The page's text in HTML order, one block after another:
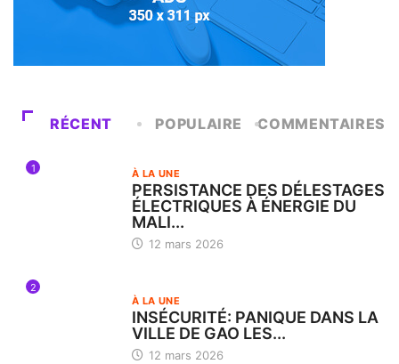
RÉCENT POPULAIRE COMMENTAIRES
1 À LA UNE
PERSISTANCE DES DÉLESTAGES
ÉLECTRIQUES À ÉNERGIE DU
MALI...
12 mars 2026
2
À LA UNE
INSÉCURITÉ: PANIQUE DANS LA
VILLE DE GAO LES...
12 mars 2026